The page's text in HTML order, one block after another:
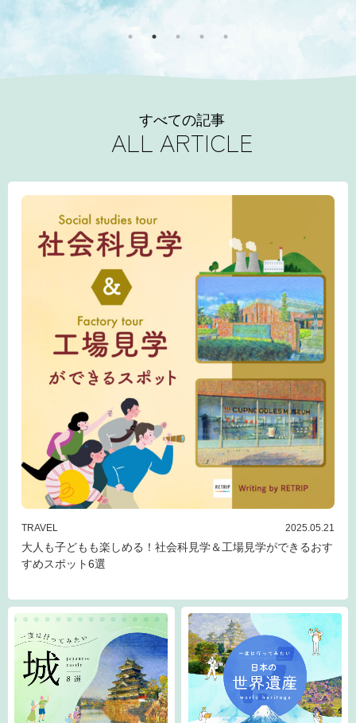
すべての記事
ALL ARTICLE
TRAVEL 2025.05.21
大人も子どもも楽しめる！社会科見学＆工場見学ができるおす
すめスポット6選